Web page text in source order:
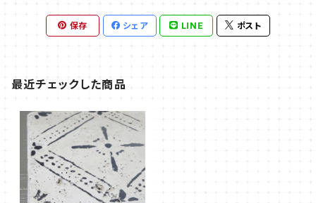
保存 シェア LINE ポスト
最近チェックした商品